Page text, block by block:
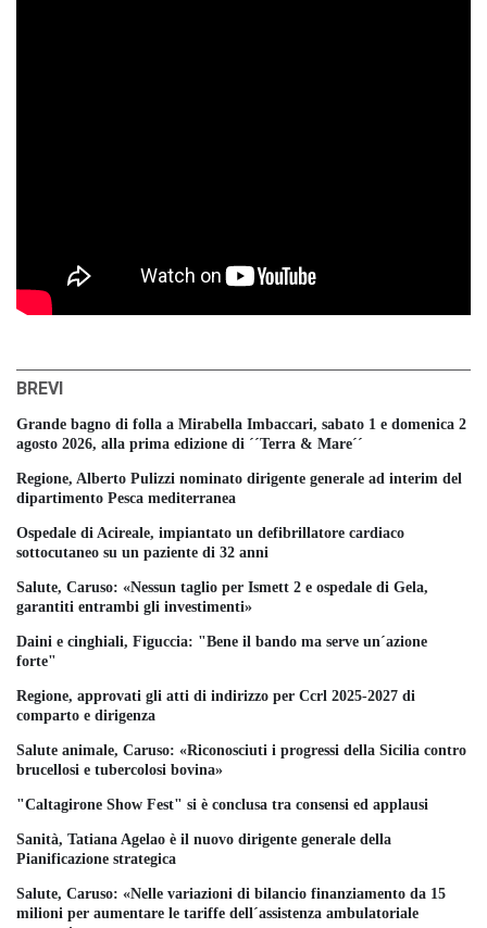
BREVI
Grande bagno di folla a Mirabella Imbaccari, sabato 1 e domenica 2
agosto 2026, alla prima edizione di ´´Terra & Mare´´
Regione, Alberto Pulizzi nominato dirigente generale ad interim del
dipartimento Pesca mediterranea
Ospedale di Acireale, impiantato un defibrillatore cardiaco
sottocutaneo su un paziente di 32 anni
Salute, Caruso: «Nessun taglio per Ismett 2 e ospedale di Gela,
garantiti entrambi gli investimenti»
Daini e cinghiali, Figuccia: "Bene il bando ma serve un´azione
forte"
Regione, approvati gli atti di indirizzo per Ccrl 2025-2027 di
comparto e dirigenza
Salute animale, Caruso: «Riconosciuti i progressi della Sicilia contro
brucellosi e tubercolosi bovina»
"Caltagirone Show Fest" si è conclusa tra consensi ed applausi
Sanità, Tatiana Agelao è il nuovo dirigente generale della
Pianificazione strategica
Salute, Caruso: «Nelle variazioni di bilancio finanziamento da 15
milioni per aumentare le tariffe dell´assistenza ambulatoriale